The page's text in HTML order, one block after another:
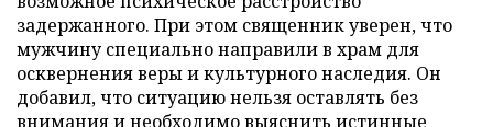
задержанного. При этом священник уверен, что
мужчину специально направили в храм для
осквернения веры и культурного наследия. Он
добавил, что ситуацию нельзя оставлять без
внимания и необходимо выяснить истинные